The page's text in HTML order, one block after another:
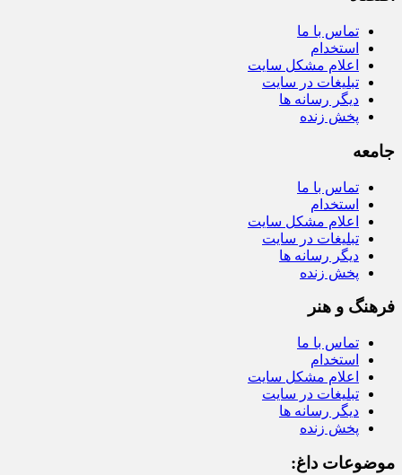
تماس با ما
استخدام
اعلام مشکل سایت
تبلیغات در سایت
دیگر رسانه ها
پخش زنده
جامعه
تماس با ما
استخدام
اعلام مشکل سایت
تبلیغات در سایت
دیگر رسانه ها
پخش زنده
فرهنگ و هنر
تماس با ما
استخدام
اعلام مشکل سایت
تبلیغات در سایت
دیگر رسانه ها
پخش زنده
موضوعات داغ: